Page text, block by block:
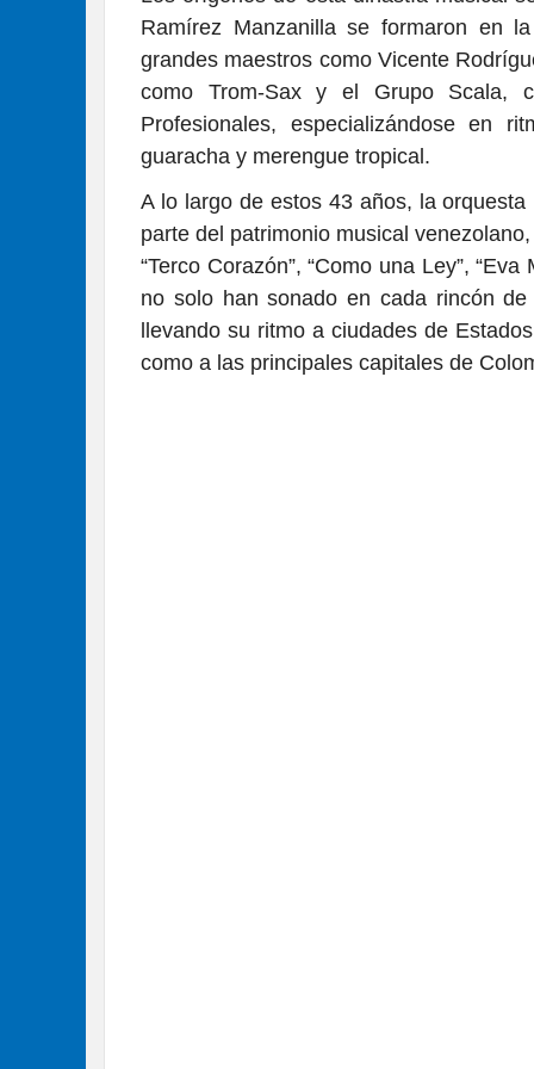
Ramírez Manzanilla se formaron en
grandes maestros como Vicente
como Trom-Sax y el Grupo Scala,
Profesionales, especializándose en
guaracha y merengue tropical.
A lo largo de estos 43 años, la
parte del patrimonio musical venezolano,
“Terco Corazón”, “Como una Ley”,
no solo han sonado en cada rincón
llevando su ritmo a ciudades de
como a las principales capitales de